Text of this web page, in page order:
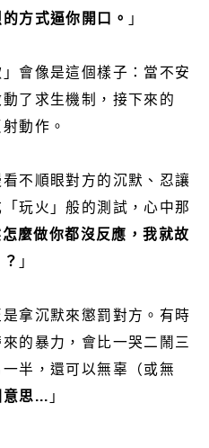
方式逼你開口。 」
會像是這個樣子：當不安
了求生機制，接下來的
動作。
不順眼對方的沉默、忍讓
玩火」般的測試，心中那
麼做你都沒反應，我就故
」
拿沉默來懲罰對方。有時
的暴力，會比一哭二鬧三
半，還可以無辜（或無
意思... 」